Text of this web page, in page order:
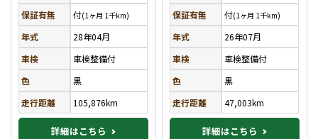
保証有無
付(1ヶ月 1千km)
年式
28年04月
車検
車検整備付
色
黒
走行距離
105,876km
詳細はこちら
保証有無
付(1ヶ月 1千km)
年式
26年07月
車検
車検整備付
色
黒
走行距離
47,003km
詳細はこちら